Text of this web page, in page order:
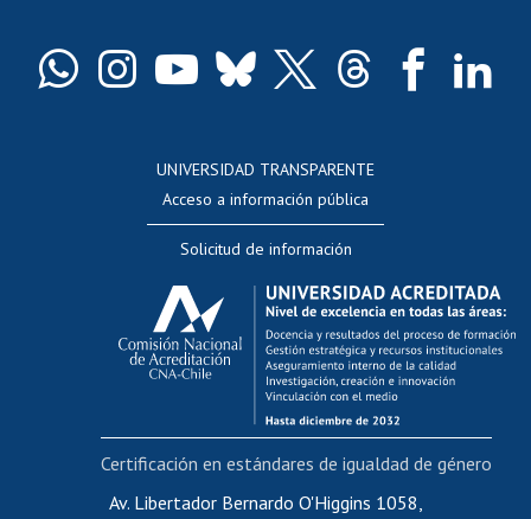
Docentes
Evaluación docente
Calificación académica
Postulación al AUCAI
Funcionarias/os
Cursos internos de capacitación
Bienestar del personal
Portal de movilidad interna
Certificado de renta
UNIVERSIDAD TRANSPARENTE
Acceso a información pública
Solicitud de información
Av. Libertador Bernardo O'Higgins 1058,
Certificación en estándares de igualdad de género